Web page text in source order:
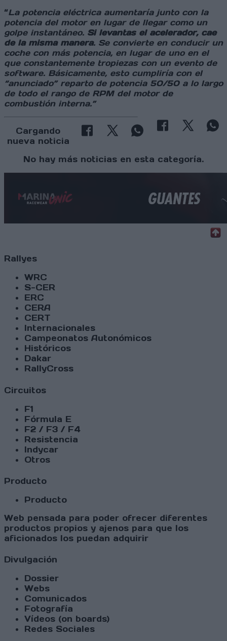
“La potencia eléctrica aumentaría junto con la
potencia del motor en lugar de llegar como un
golpe instantáneo. Si levantas el acelerador, cae
de la misma manera. Se convierte en conducir un
coche con más potencia, en lugar de uno en el
que constantemente tropiezas con un evento de
software. Básicamente, esto cumpliría con el
“anunciado” reparto de potencia 50/50 a lo largo
de todo el rango de RPM del motor de
combustión interna.”
Cargando
nueva noticia
No hay más noticias en esta categoría.
Rallyes
WRC
S-CER
ERC
CERA
CERT
Internacionales
Campeonatos Autonómicos
Históricos
Dakar
RallyCross
Circuitos
F1
Fórmula E
F2 / F3 / F4
Resistencia
Indycar
Otros
Producto
Producto
Web pensada para poder ofrecer diferentes
productos propios y ajenos para que los
aficionados los puedan adquirir
Divulgación
Dossier
Webs
Comunicados
Fotografía
Vídeos (on boards)
Redes Sociales